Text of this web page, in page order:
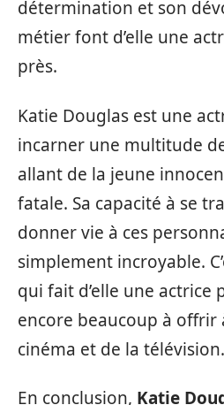
détermination et son
métier font d’elle une
près.
Katie Douglas est une
incarner une multitude
allant de la jeune
fatale. Sa capacité à se
donner vie à ces
simplement incroyable.
qui fait d’elle une actrice
encore beaucoup à offrir
cinéma et de la télévision.
En conclusion, Katie